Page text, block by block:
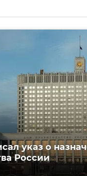
указ о
России